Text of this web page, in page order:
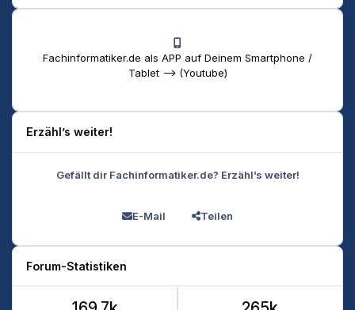
Fachinformatiker.de als APP auf Deinem Smartphone /
Tablet --> (Youtube)
Erzähl’s weiter!
Gefällt dir Fachinformatiker.de? Erzähl’s weiter!
E-Mail Teilen
Forum-Statistiken